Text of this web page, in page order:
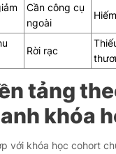
Cần công cụ
ngoài
Hiếm
Rời rạc
tảng
khóa
với khóa học cohort